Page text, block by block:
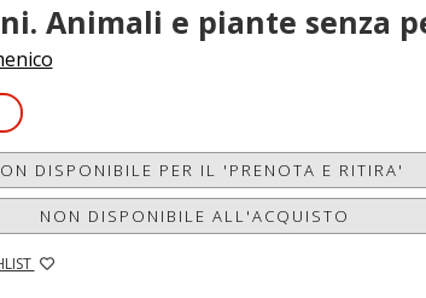
Animali e piante senza
DISPONIBILE PER IL 'PRENOTA E RITIRA'
NON DISPONIBILE ALL'ACQUISTO